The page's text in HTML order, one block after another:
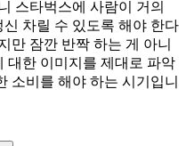
스타벅스에 사람이 거의
차릴 수 있도록 해야 한다
만 잠깐 반짝 하는 게 아니
대한 이미지를 제대로 파악
소비를 해야 하는 시기입니